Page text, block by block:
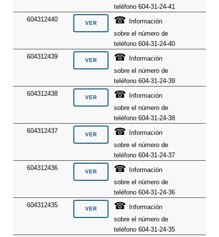
teléfono 604-31-24-41
604312440
☎
Información
sobre el número de
teléfono 604-31-24-40
604312439
☎
Información
sobre el número de
teléfono 604-31-24-39
604312438
☎
Información
sobre el número de
teléfono 604-31-24-38
604312437
☎
Información
sobre el número de
teléfono 604-31-24-37
604312436
☎
Información
sobre el número de
teléfono 604-31-24-36
604312435
☎
Información
sobre el número de
teléfono 604-31-24-35